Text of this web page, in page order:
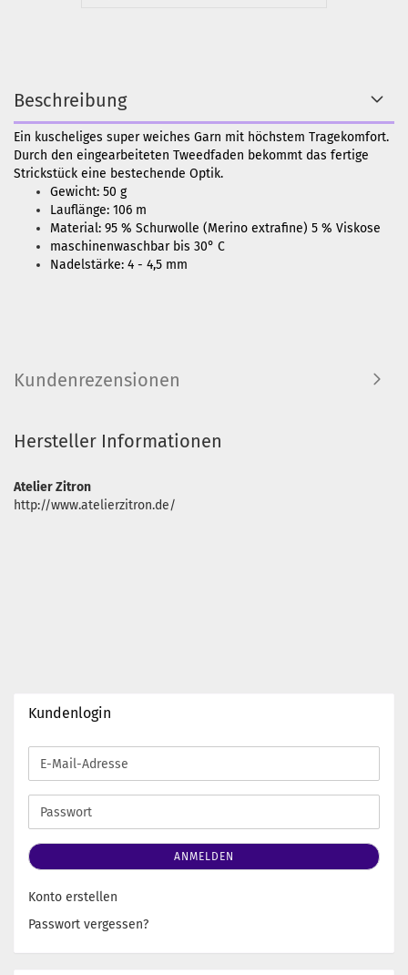
Beschreibung
Ein kuscheliges super weiches Garn mit höchstem Tragekomfort.
Durch den eingearbeiteten Tweedfaden bekommt das fertige
Strickstück eine bestechende Optik.
Gewicht: 50 g
Lauflänge: 106 m
Material: 95 % Schurwolle (Merino extrafine) 5 % Viskose
maschinenwaschbar bis 30° C
Nadelstärke: 4 - 4,5 mm
Kundenrezensionen
Hersteller Informationen
Atelier Zitron
http://www.atelierzitron.de/
Kundenlogin
E-
Mail-
Adresse
Passwort
ANMELDEN
Konto erstellen
Passwort vergessen?